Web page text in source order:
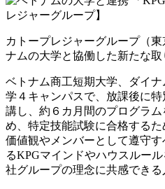
カトープレジャーグループ（
ナムの大学と協働した新たな取
ベトナム商工短期大学、ダイ
学４キャンパスで、放課後に
講し、約６カ月間のプログラ
め、特定技能試験に合格する
価値観やメンバーとして遵守
るKPGマインドやハウスルー
社グループの理念に共感できる